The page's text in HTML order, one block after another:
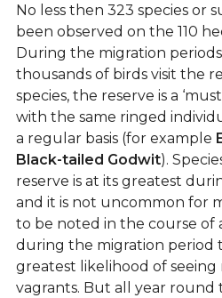
No less then 323 species or
been observed on the 110
During the migration
thousands of birds visit the
species, the reserve is a
with the same ringed
a regular basis (for example
Black-tailed Godwit).
reserve is at its greatest
and it is not uncommon for
to be noted in the course of a
during the migration period
greatest likelihood of seeing
vagrants. But all year round